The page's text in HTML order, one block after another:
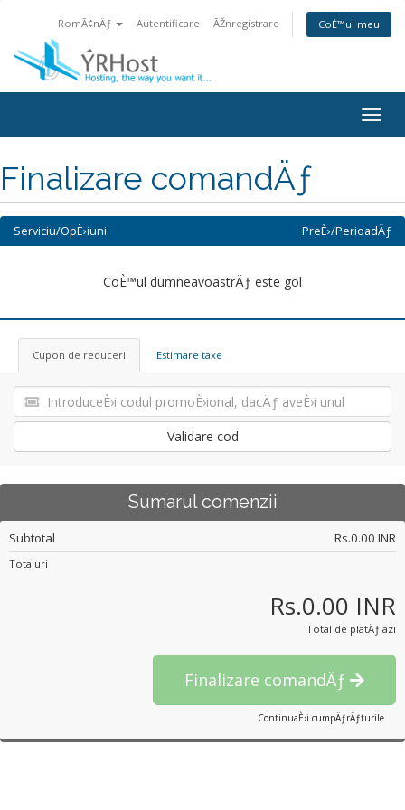
RomÃ¢nÄƒ Autentificare ÃŽnregistrare CoÈ™ul meu
Finalizare comandÄƒ
Serviciu/OpÈ›iuni PreÈ›/PerioadÄƒ
CoÈ™ul dumneavoastrÄƒ este gol
Cupon de reduceri Estimare taxe
Validare cod
Sumarul comenzii
Subtotal Rs.0.00 INR
Totaluri
Rs.0.00 INR
Total de platÄƒ azi
Finalizare comandÄƒ
ContinuaÈ›i cumpÄƒrÄƒturile